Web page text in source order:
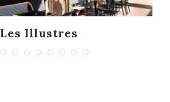
Les Illustres